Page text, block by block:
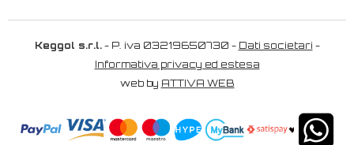
Keggol s.r.l.- P. iva 03219650730 - Dati societari -
Informativa privacy ed estesa
web by ATTIVA WEB